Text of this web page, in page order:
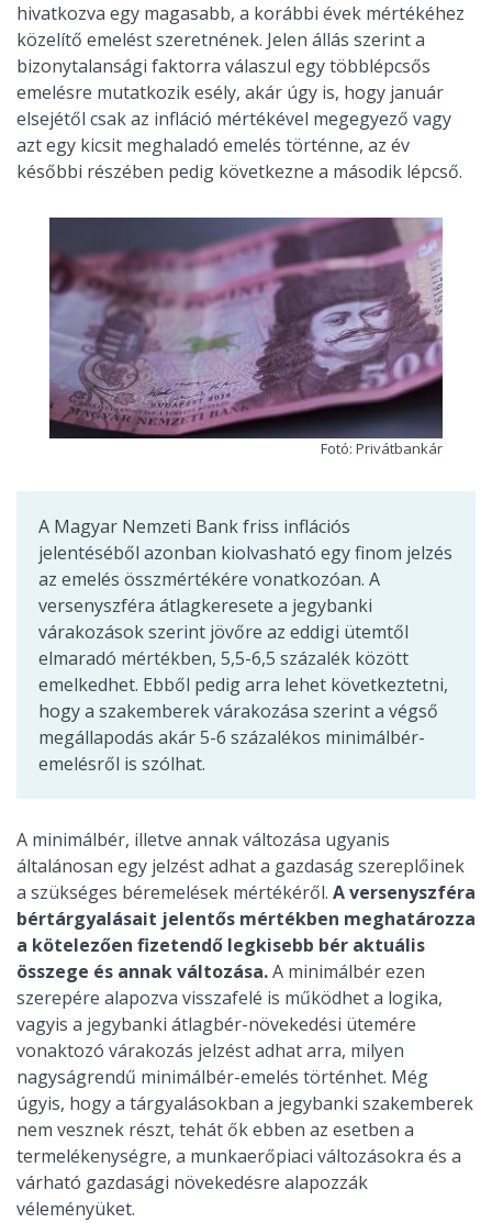
hivatkozva egy magasabb, a korábbi évek mértékéhez
közelítő emelést szeretnének. Jelen állás szerint a
bizonytalansági faktorra válaszul egy többlépcsős
emelésre mutatkozik esély, akár úgy is, hogy január
elsejétől csak az infláció mértékével megegyező vagy
azt egy kicsit meghaladó emelés történne, az év
későbbi részében pedig következne a második lépcső.
Fotó: Privátbankár
A Magyar Nemzeti Bank friss inflációs
jelentéséből azonban kiolvasható egy finom jelzés
az emelés összmértékére vonatkozóan. A
versenyszféra átlagkeresete a jegybanki
várakozások szerint jövőre az eddigi ütemtől
elmaradó mértékben, 5,5-6,5 százalék között
emelkedhet. Ebből pedig arra lehet következtetni,
hogy a szakemberek várakozása szerint a végső
megállapodás akár 5-6 százalékos minimálbér-
emelésről is szólhat.
A minimálbér, illetve annak változása ugyanis
általánosan egy jelzést adhat a gazdaság szereplőinek
a szükséges béremelések mértékéről. A versenyszféra
bértárgyalásait jelentős mértékben meghatározza
a kötelezően fizetendő legkisebb bér aktuális
összege és annak változása.A minimálbér ezen
szerepére alapozva visszafelé is működhet a logika,
vagyis a jegybanki átlagbér-növekedési ütemére
vonaktozó várakozás jelzést adhat arra, milyen
nagyságrendű minimálbér-emelés történhet. Még
úgyis, hogy a tárgyalásokban a jegybanki szakemberek
nem vesznek részt, tehát ők ebben az esetben a
termelékenységre, a munkaerőpiaci változásokra és a
várható gazdasági növekedésre alapozzák
véleményüket.